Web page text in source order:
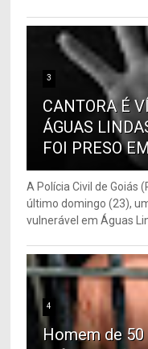
3
CANTORA É
ÁGUAS
FOI PRESO
A Polícia Civil de Goiás
último domingo (23),
vulnerável em Águas
4
Homem de